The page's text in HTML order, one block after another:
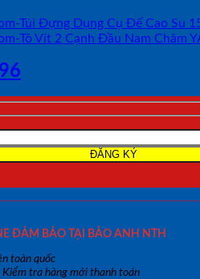
ĐẢM BẢO TẠI BẢO ANH NTH
toàn quốc
Kiểm tra hàng mới thanh toán